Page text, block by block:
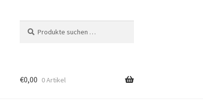
nach:
€0,00 0 Artikel